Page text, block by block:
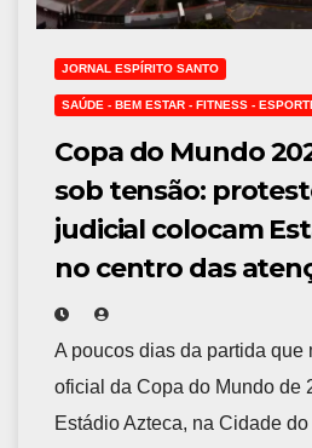
JORNAL ESPÍRITO SANTO
SAÚDE - BEM ESTAR - FITNESS -
Copa do Mundo
sob tensão:
judicial colocam
no centro das
A poucos dias da partida que
oficial da Copa do Mundo de
Estádio Azteca, na Cidade